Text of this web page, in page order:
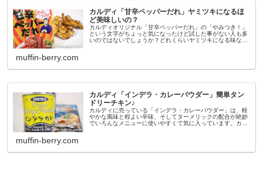
カルディ「甘辛ペッパーだれ」ヤミツキになるほ
ど美味しいの？
カルディオリジナル「甘辛ペッパーだれ」の「やみつき！」
という文字がちょっと気になったけど試した事がない人も多
いのではないでしょうか？どれくらいヤミツキになる味なの
muffin-berry.com
カルディ「インデラ・カレーパウダー」簡単タン
ドリーチキン♪
カルディに売っている「インデラ・カレーパウダー」は、軽
やかな風味と程よい辛味、そしてターメリックの配合が絶妙
でいろんなメニューに使いやすくて気に入っています。カル
muffin-berry.com